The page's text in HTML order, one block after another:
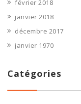
février 2018
janvier 2018
décembre 2017
janvier 1970
Catégories